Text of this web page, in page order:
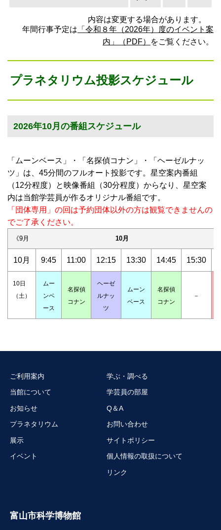
内容は変更する場合があります。
年間行事予定は 「令和８年（2026年）度のイベント案
内」（PDF）
をご覧ください。
プラネタリウム投影スケジュール
2026年10月の番組スケジュール
「ムーンベース」・「名探偵コナン」・「ヘーゼルナッ
ツ」は、45分間のフルオート投影です。星空案内番組
（12分程度）と映像番組（30分程度）からなり、星空案
内は当館学芸員が作るオリジナル番組です。
「団体専用」の回は予約団体以外の方は観覧できませんの
でご了承ください。
10月
《9月
10月 9:45 11:00 12:15 13:30 14:45 15:30
10日
（土）
ムー
ンベ
ース
名探偵
コナン
ヘーゼ
ルナッ
ツ
ムーン
ベース
名探偵
コナン
－
富山市科学博物館
ご利用案内
当館について
お知らせ
プラネタリウム
展示
イベント
学ぶ・調べる
学芸員の部屋
Q＆A
お問い合わせ
サイトポリシー
個人情報の取扱について
リンク